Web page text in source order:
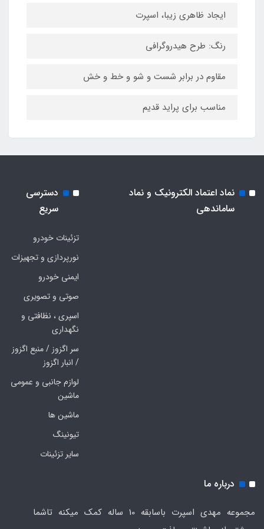
ایجاد ظاهری زیبا، اسپرت
رنگ: طرح هیدروگرافی
مقاوم در برابر شست و شو و خط و خش
مناسب برای پراید قدیم
نماد اعتماد الکترونیک و نماد
ساماندهی
دسترسی
سریع
تزئینات خودرو
نورپردازی و تجهیزات
ایمنی خودرو
صوتی و تصویری
اسپری ، نظافتی و
نگهداری
سر اگزوز / منبع اگزوز
/ انبار اگزوز
لوازم جانبی و عمومی
ماشین
ماشین ها
تیونینگ
سایر تزئینات
درباره ما
مجموعه مهدی اسپرت باسابقه 10 ساله کمک میکنه تاشما